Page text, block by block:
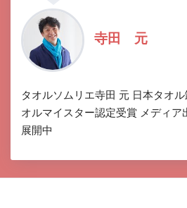
寺田 元
タオルソムリエ寺田 元 日本タオ
オルマイスター認定受賞 メディア
展開中